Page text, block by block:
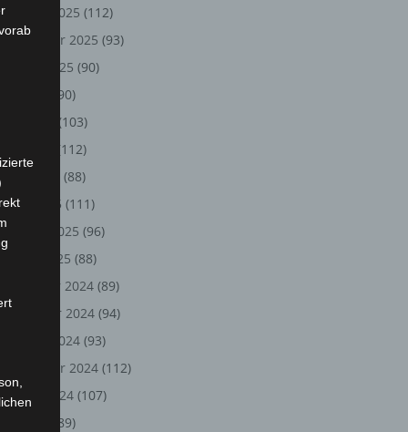
2025 (112)
September 2025 (93)
August 2025 (90)
(90)
(103)
(112)
2025
(88)
März 2025 (111)
2025 (96)
Januar 2025 (88)
Dezember 2024 (89)
2024 (94)
Oktober 2024 (93)
September 2024 (112)
August 2024 (107)
(89)